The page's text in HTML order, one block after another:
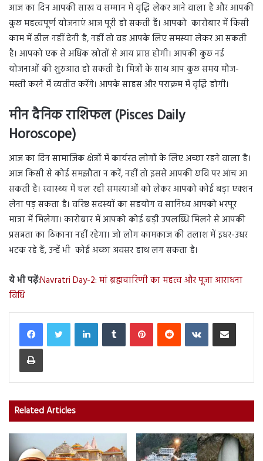
आज का दिन आपकी साख व सम्मान में वृद्धि लेकर आने वाला है और आपकी
कुछ महत्वपूर्ण योजनाएं आज पूरी हो सकती हैं। आपको कारोबार में किसी
काम में ढील नहीं देनी है, नहीं तो वह आपके लिए समस्या लेकर आ सकती
है। आपको एक से अधिक स्रोतों से आय प्राप्त होगी। आपकी कुछ नई
योजनाओं की शुरुआत हो सकती है। मित्रों के साथ आप कुछ समय मौज-
मस्ती करने में व्यतीत करेंगे। आपके साहस और पराक्रम में वृद्धि होगी।
मीन दैनिक राशिफल (Pisces Daily
Horoscope)
आज का दिन सामाजिक क्षेत्रों में कार्यरत लोगों के लिए अच्छा रहने वाला है।
आज किसी से कोई समझौता न करें, नहीं तो इससे आपकी छवि पर आंच आ
सकती है। स्वास्थ्य में चल रही समस्याओं को लेकर आपको कोई बड़ा एक्शन
लेना पड़ सकता है। वरिष्ठ सदस्यों का सहयोग व सानिध्य आपको भरपूर
मात्रा में मिलेगा। कारोबार में आपको कोई बड़ी उपलब्धि मिलने से आपकी
प्रसन्नता का ठिकाना नहीं रहेगा। जो लोग कामकाज की तलाश में इधर-उधर
भटक रहे हैं, उन्हें भी कोई अच्छा अवसर हाथ लग सकता है।
ये भी पढ़ें:Navratri Day-2: मां ब्रह्मचारिणी का महत्व और पूजा आराधना
विधि
LinkedInTumblr PinterestReddit VKontakteShare via Email
Print
Related Articles